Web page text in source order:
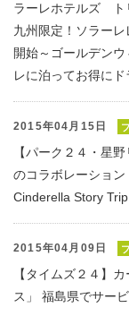
ラーレホテルズ ト
九州限定！ソラー
開始～ゴールデン
レに泊ってお得に
2015年04月15日
【パーク２４・星
のコラボレーショ
Cinderella Story Trip
2015年04月09日
【タイムズ２４】
ス」 福島県でサー